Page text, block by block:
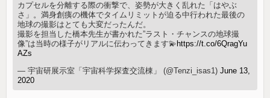
カプセルを分離する際の衝撃で、姿勢が大きく乱れた「はやぶ
さ」。満身創痍の機体でタイムリミットが迫る中行われた最後の
地球の撮影はとても大変だったんだ。
撮影を担当した橋本先生が書かれた”ラスト・チャンスの地球撮
像”は当時の様子がリアルに伝わってきます💫 https://t.co/6QragYu
AZs
— 宇宙研展示室「宇宙科学探査交流棟」 (@Tenzi_isas1)June 13,
2020